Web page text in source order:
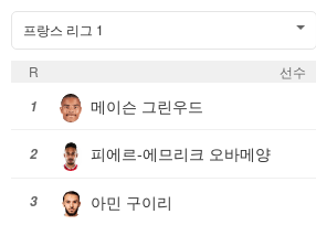
프랑스 리그 1
R
선수
1
메이슨 그린우드
2 피에르-에므리크 오바메양
3 아민 구이리